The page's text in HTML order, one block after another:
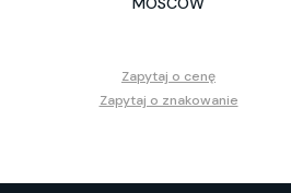
Zapytaj o cenę
Zapytaj o znakowanie